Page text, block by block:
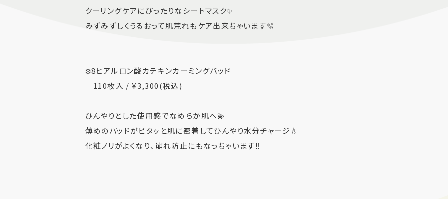
クーリングケアにぴったりなシートマスク✨
みずみずしくうるおって肌荒れもケア出来ちゃいます🫧
❄️8ヒアルロン酸カテキンカーミングパッド
110枚入 / ¥3,300(税込)
ひんやりとした使用感でなめらか肌へ💫
薄めのパッドがピタッと肌に密着してひんやり水分チャージ💧
化粧ノリがよくなり、崩れ防止にもなっちゃいます‼️